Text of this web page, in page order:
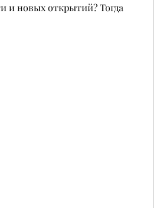
и новых открытий? Тогда